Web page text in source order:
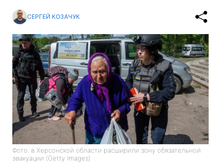
СЕРГЕЙ КОЗАЧУК
Фото: в Херсонской области расширили зону обязательной
эвакуации (Getty Images)